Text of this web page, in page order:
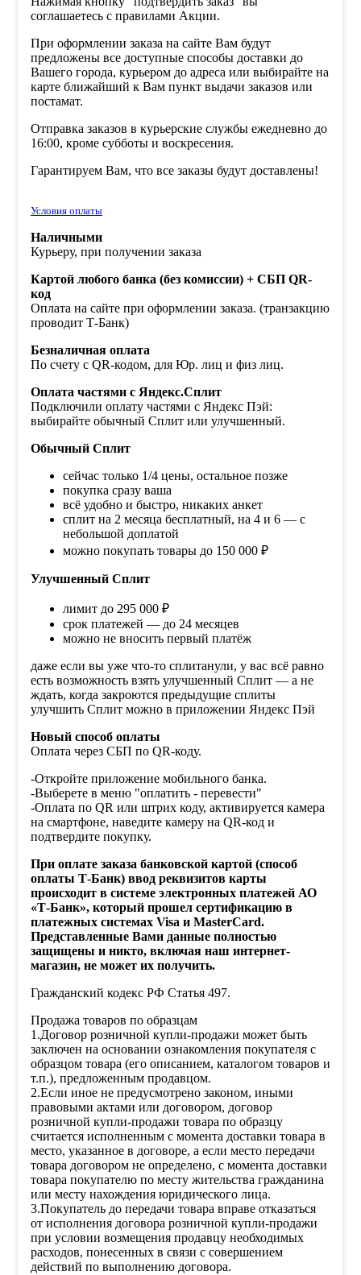
соглашаетесь с правилами Акции.
При оформлении заказа на сайте Вам будут
предложены все доступные способы доставки до
Вашего города, курьером до адреса или выбирайте на
карте ближайший к Вам пункт выдачи заказов или
постамат.
Отправка заказов в курьерские службы ежедневно до
16:00, кроме субботы и воскресения.
Гарантируем Вам, что все заказы будут доставлены!
Условия оплаты
Наличными
Курьеру, при получении заказа
Картой любого банка (без комиссии) + СБП QR-
код
Оплата на сайте при оформлении заказа. (транзакцию
проводит Т-Банк)
Безналичная оплата
По счету с QR-кодом, для Юр. лиц и физ лиц.
Оплата частями с Яндекс.Сплит
Подключили оплату частями с Яндекс Пэй:
выбирайте обычный Сплит или улучшенный.
Обычный Сплит
сейчас только 1/4 цены, остальное позже
покупка сразу ваша
всё удобно и быстро, никаких анкет
сплит на 2 месяца бесплатный, на 4 и 6 — с
небольшой доплатой
можно покупать товары до 150 000 ₽
Улучшенный Сплит
лимит до 295 000 ₽
срок платежей — до 24 месяцев
можно не вносить первый платёж
даже если вы уже что-то сплитанули, у вас всё равно
есть возможность взять улучшенный Сплит — а не
ждать, когда закроются предыдущие сплиты
улучшить Сплит можно в приложении Яндекс Пэй
Новый способ оплаты
Оплата через СБП по QR-коду.
-Откройте приложение мобильного банка.
-Выберете в меню "оплатить - перевести"
-Оплата по QR или штрих коду, активируется камера
на смартфоне, наведите камеру на QR-код и
подтвердите покупку.
При оплате заказа банковской картой (способ
оплаты Т-Банк) ввод реквизитов карты
происходит в системе электронных платежей АО
«Т-Банк», который прошел сертификацию в
платежных системах Visa и MasterCard.
Представленные Вами данные полностью
защищены и никто, включая наш интернет-
магазин, не может их получить.
Гражданский кодекс РФ Статья 497.
Продажа товаров по образцам
1.Договор розничной купли-продажи может быть
заключен на основании ознакомления покупателя с
образцом товара (его описанием, каталогом товаров и
т.п.), предложенным продавцом.
2.Если иное не предусмотрено законом, иными
правовыми актами или договором, договор
розничной купли-продажи товара по образцу
считается исполненным с момента доставки товара в
место, указанное в договоре, а если место передачи
товара договором не определено, с момента доставки
товара покупателю по месту жительства гражданина
или месту нахождения юридического лица.
3.Покупатель до передачи товара вправе отказаться
от исполнения договора розничной купли-продажи
при условии возмещения продавцу необходимых
расходов, понесенных в связи с совершением
действий по выполнению договора.